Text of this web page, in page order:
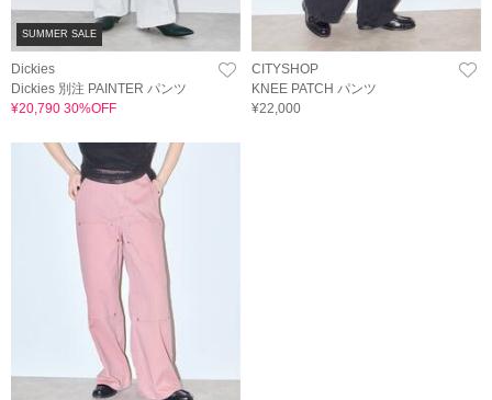
SUMMER SALE
Dickies
Dickies 別注 PAINTER パンツ
¥20,790 30%OFF
CITYSHOP
KNEE PATCH パンツ
¥22,000